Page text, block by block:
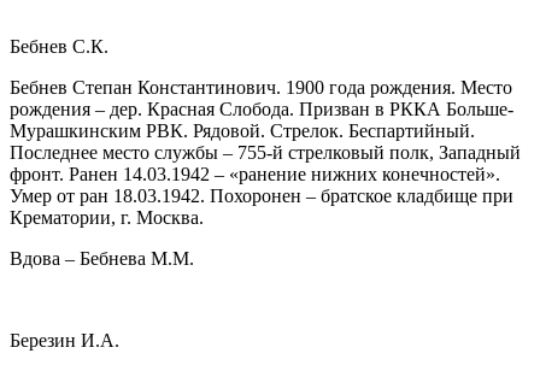
Бебнев С.К.
Бебнев Степан Константинович. 1900 года рождения. Место
рождения – дер. Красная Слобода. Призван в РККА Больше-
Мурашкинским РВК. Рядовой. Стрелок. Беспартийный.
Последнее место службы – 755-й стрелковый полк, Западный
фронт. Ранен 14.03.1942 – «ранение нижних конечностей».
Умер от ран 18.03.1942. Похоронен – братское кладбище при
Крематории, г. Москва.
Вдова – Бебнева М.М.
Березин И.А.